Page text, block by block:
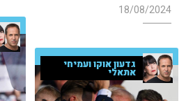
18/08/2024
גדעון אוקו ועמיחי
אתאלי